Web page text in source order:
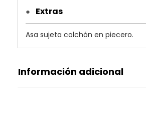
● Extras
Asa sujeta colchón en piecero.
Información adicional